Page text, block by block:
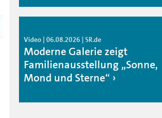
Video | 06.08.2026 | SR.de
Moderne Galerie zeigt
Familienausstellung „Sonne,
Mond und Sterne“